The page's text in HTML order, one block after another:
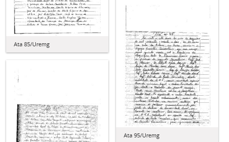
Ata 85/Uremg
Ata 95/Uremg